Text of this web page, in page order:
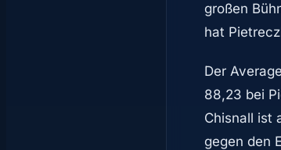
großen
hat
Der
88,23 bei
Chisnall ist
gegen den